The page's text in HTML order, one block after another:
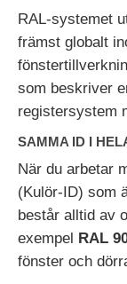
RAL-systemet
främst globalt
som beskriver
registersystem
SAMMA ID I
När du arbetar
(Kulör-ID) som
består alltid av
exempel
RAL
fönster och